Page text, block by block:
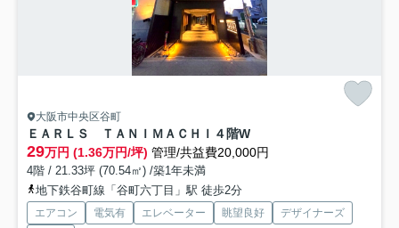
大阪市中央区谷町
ＥＡＲＬＳ ＴＡＮＩＭＡＣＨＩ ４階W
29万円 (1.36万円/坪) 管理/共益費20,000円
4階 / 21.33坪 (70.54㎡) /築1年未満
地下鉄谷町線「谷町六丁目」駅 徒歩2分
エアコン 電気有 エレベーター 眺望良好
デザイナーズ